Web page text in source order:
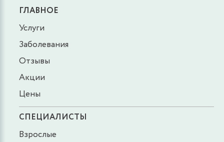
ГЛАВНОЕ
Услуги
Заболевания
Отзывы
Акции
Цены
СПЕЦИАЛИСТЫ
Взрослые